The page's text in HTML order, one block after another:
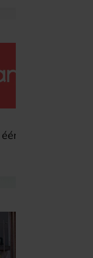
plek.